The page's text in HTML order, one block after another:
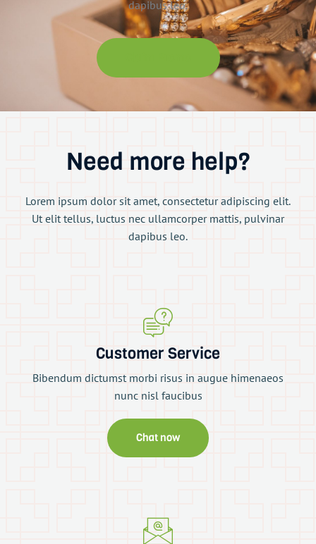
dapibus leo.
Need more help?
Lorem ipsum dolor sit amet, consectetur adipiscing elit.
Ut elit tellus, luctus nec ullamcorper mattis, pulvinar
dapibus leo.
Customer Service
Bibendum dictumst morbi risus in augue himenaeos
nunc nisl faucibus
Chat now